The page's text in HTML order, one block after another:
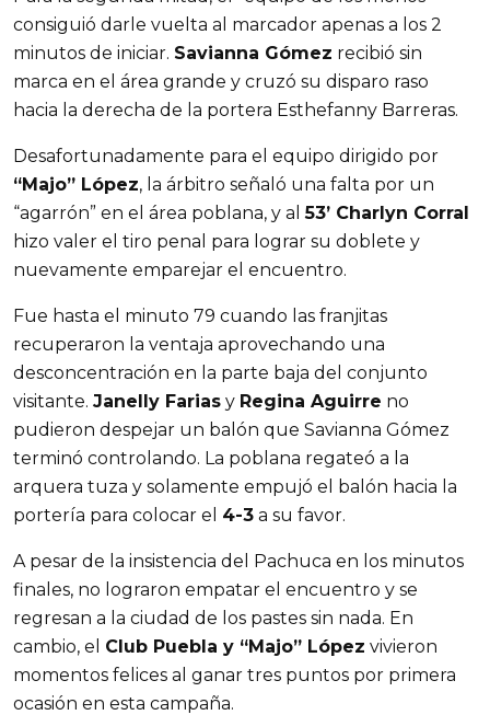
consiguió darle vuelta al marcador apenas a los 2
minutos de iniciar. Savianna Gómez recibió sin
marca en el área grande y cruzó su disparo raso
hacia la derecha de la portera Esthefanny Barreras.
Desafortunadamente para el equipo dirigido por
“Majo” López, la árbitro señaló una falta por un
“agarrón” en el área poblana, y al53’ Charlyn Corral
hizo valer el tiro penal para lograr su doblete y
nuevamente emparejar el encuentro.
Fue hasta el minuto 79 cuando las franjitas
recuperaron la ventaja aprovechando una
desconcentración en la parte baja del conjunto
visitante. Janelly Farias y Regina Aguirre no
pudieron despejar un balón que Savianna Gómez
terminó controlando. La poblana regateó a la
arquera tuza y solamente empujó el balón hacia la
portería para colocar el 4-3 a su favor.
A pesar de la insistencia del Pachuca en los minutos
finales, no lograron empatar el encuentro y se
regresan a la ciudad de los pastes sin nada. En
cambio, el Club Puebla y “Majo” López vivieron
momentos felices al ganar tres puntos por primera
ocasión en esta campaña.